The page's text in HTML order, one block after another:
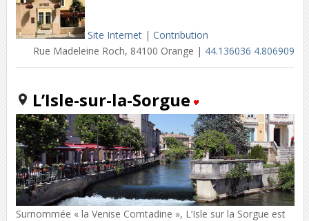
Site Internet| Contribution
Rue Madeleine Roch, 84100 Orange | 44.136036 4.806909
L’Isle-sur-la-Sorgue
Surnommée « la Venise Comtadine », L’Isle sur la Sorgue est